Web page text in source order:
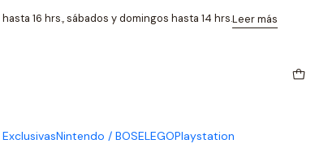
Nintendo / BOSELEGOPlaystation
16 hrs., sábados y domingos hasta 14 hrs.Leer más